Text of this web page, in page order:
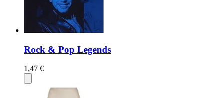
Rock & Pop Legends
1,47 €